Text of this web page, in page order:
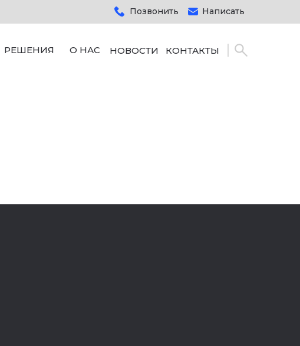
Позвонить Написать
РЕШЕНИЯ О НАС НОВОСТИ КОНТАКТЫ